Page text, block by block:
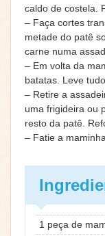
caldo de costela.
– Faça cortes
metade do patê
carne numa
– Em volta da
batatas. Leve
– Retire a
uma frigideira ou
resto da patê.
– Fatie a
1 peça de